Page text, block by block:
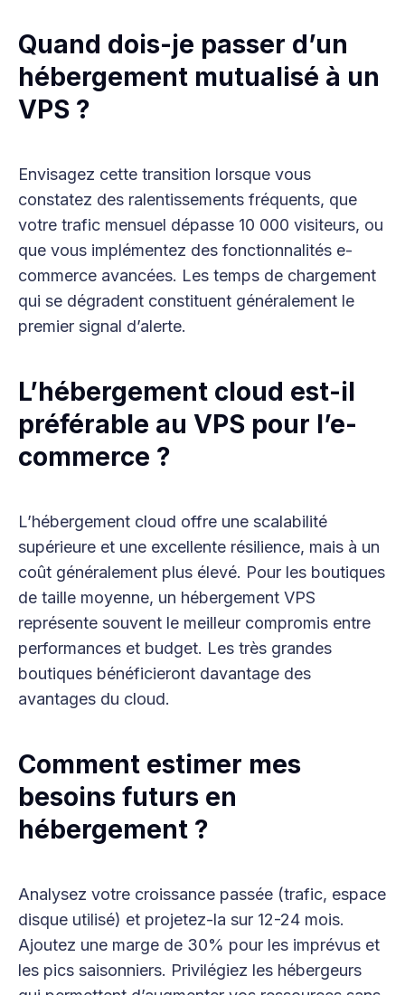
Quand dois-je passer d’un
hébergement mutualisé à un
VPS ?
Envisagez cette transition lorsque vous
constatez des ralentissements fréquents, que
votre trafic mensuel dépasse 10 000 visiteurs, ou
que vous implémentez des fonctionnalités e-
commerce avancées. Les temps de chargement
qui se dégradent constituent généralement le
premier signal d’alerte.
L’hébergement cloud est-il
préférable au VPS pour l’e-
commerce ?
L’hébergement cloud offre une scalabilité
supérieure et une excellente résilience, mais à un
coût généralement plus élevé. Pour les boutiques
de taille moyenne, un hébergement VPS
représente souvent le meilleur compromis entre
performances et budget. Les très grandes
boutiques bénéficieront davantage des
avantages du cloud.
Comment estimer mes
besoins futurs en
hébergement ?
Analysez votre croissance passée (trafic, espace
disque utilisé) et projetez-la sur 12-24 mois.
Ajoutez une marge de 30% pour les imprévus et
les pics saisonniers. Privilégiez les hébergeurs